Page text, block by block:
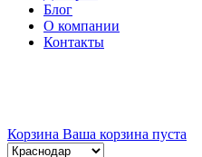
Блог
О компании
Контакты
Корзина Ваша корзина пуста